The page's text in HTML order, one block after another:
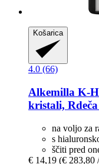
Košarica
4.0 (66)
Alkemilla K-​
kristali,
na voljo za
s
ščiti pred
€ 14,19 (€ 283,80